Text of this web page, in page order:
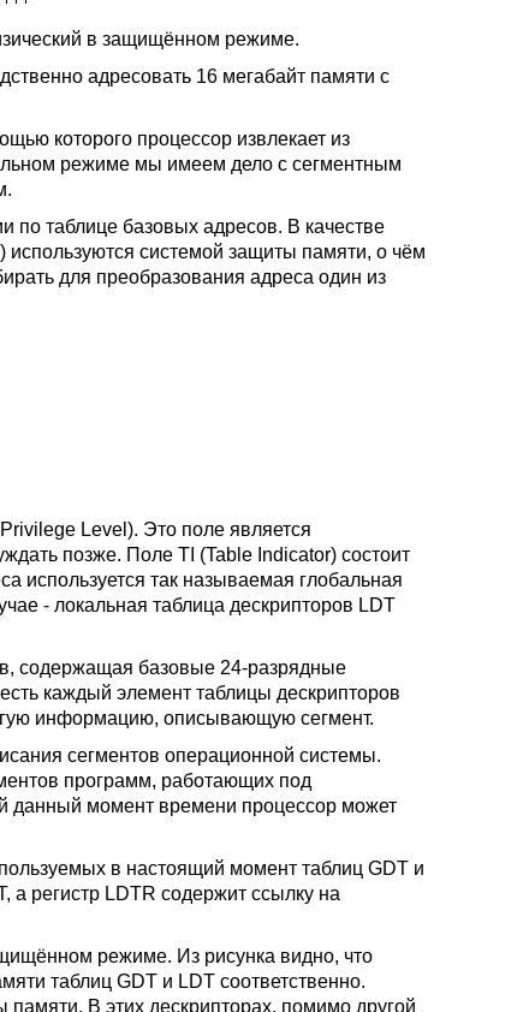
в защищённом режиме.
адресовать 16 мегабайт памяти с
которого процессор извлекает из
режиме мы имеем дело с сегментным
по таблице базовых адресов. В качестве
системой защиты памяти, о чём
для преобразования адреса один из
Level). Это поле является
позже. Поле TI (Table Indicator) состоит
используется так называемая глобальная
- локальная таблица дескрипторов LDT
содержащая базовые 24-разрядные
каждый элемент таблицы дескрипторов
информацию, описывающую сегмент.
сегментов операционной системы.
программ, работающих под
данный момент времени процессор может
в настоящий момент таблиц GDT и
а регистр LDTR содержит ссылку на
режиме. Из рисунка видно, что
таблиц GDT и LDT соответственно.
В этих дескрипторах, помимо другой